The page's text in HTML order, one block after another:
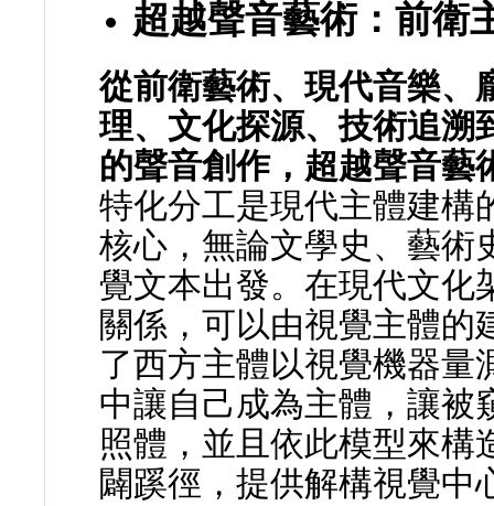
超越聲音藝術：前衛
從前衛藝術、現代音樂、
理、文化探源、技術追溯
的聲音創作，超越聲音藝
特化分工是現代主體建構
核心，無論文學史、藝術
覺文本出發。在現代文化
關係，可以由視覺主體的
了西方主體以視覺機器量
中讓自己成為主體，讓被
照體，並且依此模型來構
闢蹊徑，提供解構視覺中